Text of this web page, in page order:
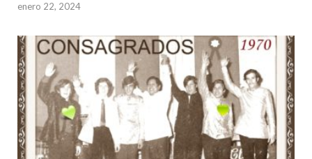
enero 22, 2024